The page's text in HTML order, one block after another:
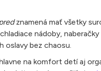
znamená mať všetky
nádoby,
oslavy bez chaosu.
na komfort detí aj